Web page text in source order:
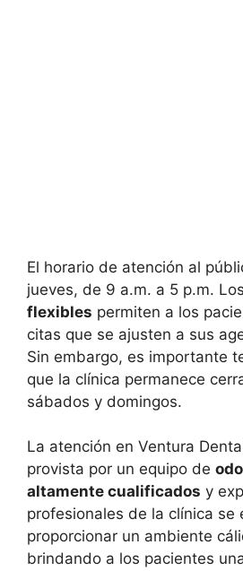
El horario de atención al
jueves, de 9 a.m. a 5 p.m. Los
flexibles permiten a los
citas que se ajusten a sus
Sin embargo, es importante
que la clínica permanece
sábados y domingos.
La atención en Ventura
provista por un equipo de
altamente cualificados y
profesionales de la clínica se
proporcionar un ambiente
brindando a los pacientes